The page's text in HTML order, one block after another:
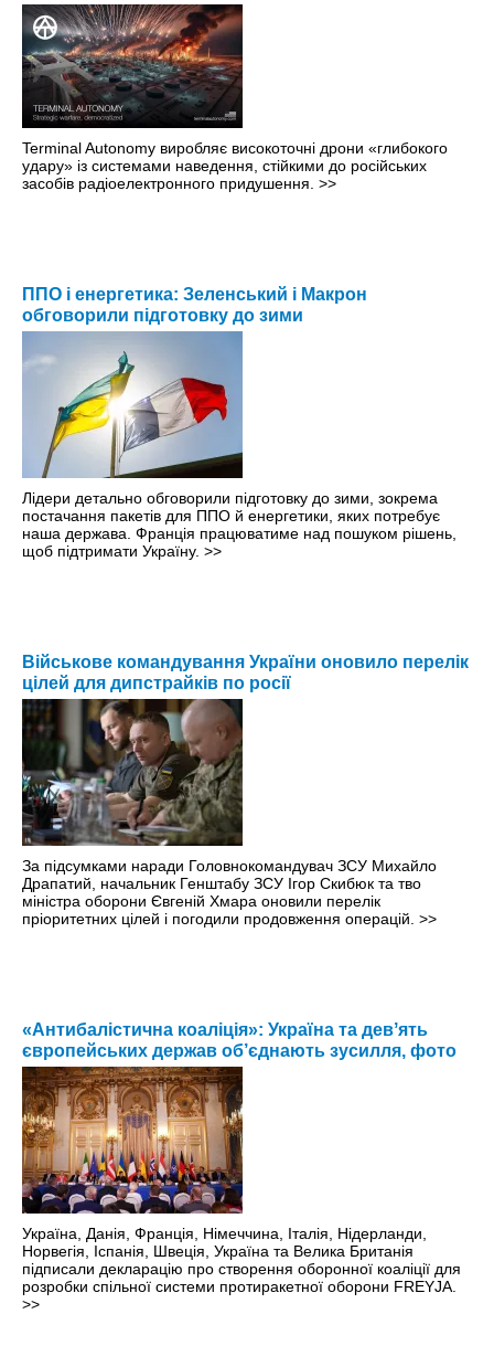
Terminal Autonomy виробляє високоточні дрони «глибокого
удару» із системами наведення, стійкими до російських
засобів радіоелектронного придушення. >>
ППО і енергетика: Зеленський і Макрон
обговорили підготовку до зими
Лідери детально обговорили підготовку до зими, зокрема
постачання пакетів для ППО й енергетики, яких потребує
наша держава. Франція працюватиме над пошуком рішень,
щоб підтримати Україну. >>
Військове командування України оновило перелік
цілей для дипстрайків по росії
За підсумками наради Головнокомандувач ЗСУ Михайло
Драпатий, начальник Генштабу ЗСУ Ігор Скибюк та тво
міністра оборони Євгеній Хмара оновили перелік
пріоритетних цілей і погодили продовження операцій. >>
«Антибалістична коаліція»: Україна та девʼять
європейських держав об’єднають зусилля, фото
Україна, Данія, Франція, Німеччина, Італія, Нідерланди,
Норвегія, Іспанія, Швеція, Україна та Велика Британія
підписали декларацію про створення оборонної коаліції для
розробки спільної системи протиракетної оборони FREYJA.
>>